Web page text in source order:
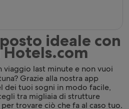
ideale con
Hotels.com
viaggio last minute e non vuoi
Grazie alla nostra app
dei tuoi sogni in modo facile,
tra migliaia di strutture
trovare ciò che fa al caso tuo.